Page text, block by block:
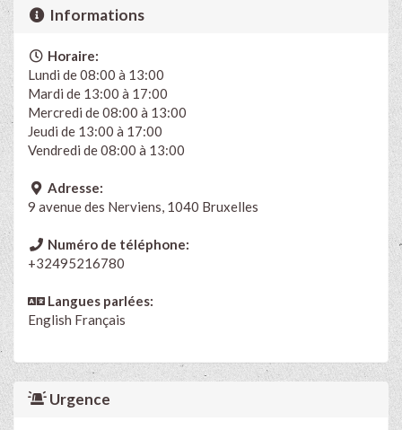
Informations
Horaire:
Lundi de 08:00 à 13:00
Mardi de 13:00 à 17:00
Mercredi de 08:00 à 13:00
Jeudi de 13:00 à 17:00
Vendredi de 08:00 à 13:00
Adresse:
9 avenue des Nerviens, 1040 Bruxelles
Numéro de téléphone:
+32495216780
Langues parlées:
English Français
Urgence